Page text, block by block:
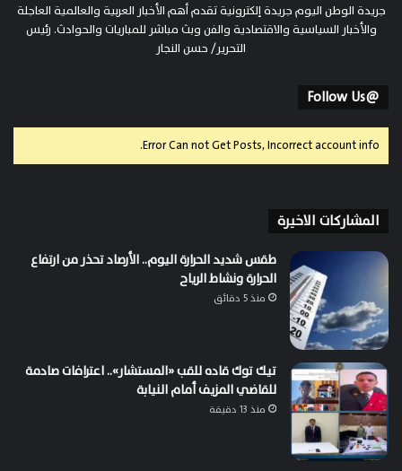
جريدة الوطن اليوم جريدة إلكترونية تقدم أهم الأخبار العربية والعالمية العاجلة
والأخبار السياسية والاقتصادية والفن وبث مباشر للمباريات والحوادث. رئيس
التحرير/ حسن النجار
@Follow Us
Error Can not Get Posts, Incorrect account info.
المشاركات الاخيرة
طقس شديد الحرارة اليوم.. الأرصاد تحذر من ارتفاع
الحرارة ونشاط الرياح
منذ 5 دقائق
تيك توك قاده للقب «المستشار».. اعترافات صادمة
للقاضي المزيف أمام النيابة
منذ 13 دقيقة